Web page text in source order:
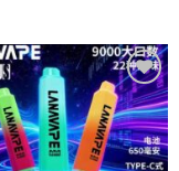
Add to
wishlist